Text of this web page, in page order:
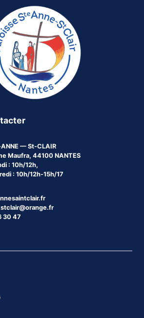
— St-CLAIR
Maufra, 44100 NANTES
: 10h/12h,
: 10h/12h-15h/17
30 47